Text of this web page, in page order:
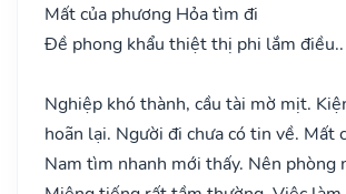
Mất của phương Hỏa tìm đi
Đề phong khẩu thiệt thị phi lắm điều..
Nghiệp khó thành, cầu tài mờ mịt.
hoãn lại. Người đi chưa có tin về. Mất
Nam tìm nhanh mới thấy. Nên phòng